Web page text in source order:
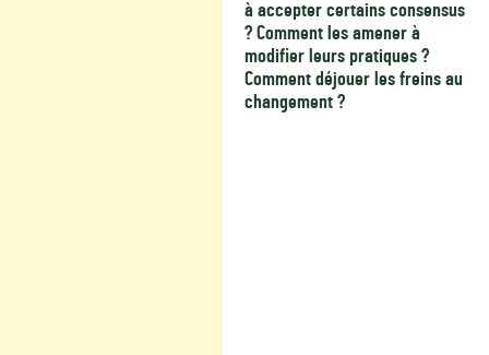
à accepter certains consensus
? Comment les amener à
modifier leurs pratiques ?
Comment déjouer les freins au
changement ?